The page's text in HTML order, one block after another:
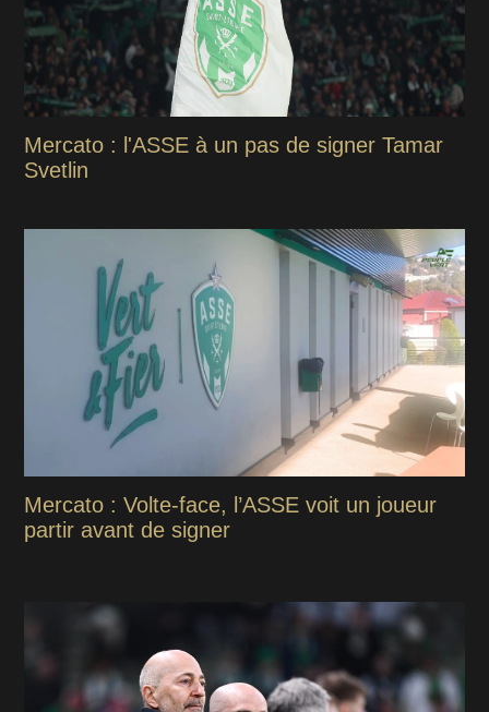
Mercato : l'ASSE à un pas de signer Tamar
Svetlin
Mercato : Volte-face, l’ASSE voit un joueur
partir avant de signer